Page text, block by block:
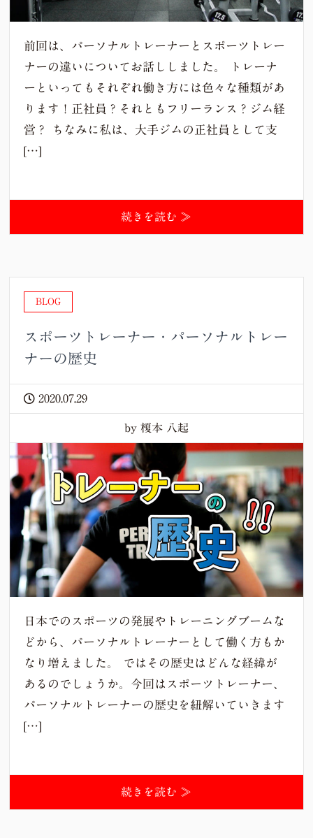
前回は、パーソナルトレーナーとスポーツトレー
ナーの違いについてお話ししました。 トレーナ
ーといってもそれぞれ働き方には色々な種類があ
ります！正社員？それともフリーランス？ジム経
営？ ちなみに私は、大手ジムの正社員として支
[…]
続きを読む ≫
BLOG
スポーツトレーナー・パーソナルトレー
ナーの歴史
2020.07.29
by 榎本 八起
日本でのスポーツの発展やトレーニングブームな
どから、パーソナルトレーナーとして働く方もか
なり増えました。 ではその歴史はどんな経緯が
あるのでしょうか。今回はスポーツトレーナー、
パーソナルトレーナーの歴史を紐解いていきます
[…]
続きを読む ≫